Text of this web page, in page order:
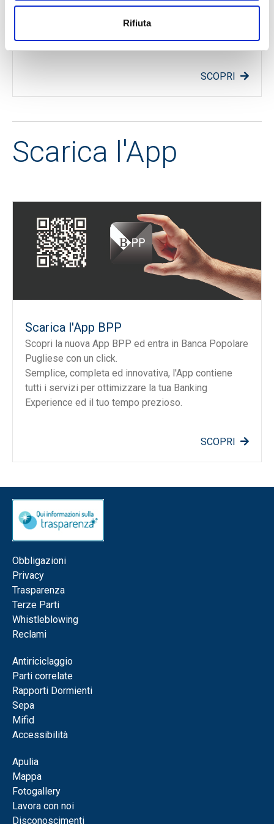
Rifiuta
conto ed altra documentazione, con il rischio di non
ricordare più dove ha messo l'ultima comunicazione
inviata dalla banca, puoi ricevere tutto online.
SCOPRI
Scarica l'App
Scarica l'App BPP
Scopri la nuova App BPP ed entra in Banca Popolare
Pugliese con un click.
Semplice, completa ed innovativa, l'App contiene
tutti i servizi per ottimizzare la tua Banking
Experience ed il tuo tempo prezioso.
SCOPRI
Obbligazioni
Privacy
Trasparenza
Terze Parti
Whistleblowing
Reclami
Antiriciclaggio
Parti correlate
Rapporti Dormienti
Sepa
Mifid
Accessibilità
Apulia
Mappa
Fotogallery
Lavora con noi
Disconoscimenti